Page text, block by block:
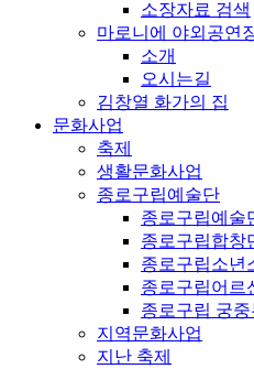
소장자료 검색
마로니에 야외공연
소개
오시는길
김창열 화가의 집
문화사업
축제
생활문화사업
종로구립예술단
종로구립예술
종로구립합창
종로구립소년
종로구립어르
종로구립 궁
지역문화사업
지난 축제